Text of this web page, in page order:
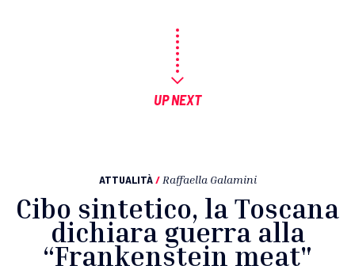
UP NEXT
ATTUALITÀ / Raffaella Galamini
Cibo sintetico, la Toscana
dichiara guerra alla
“Frankenstein meat"